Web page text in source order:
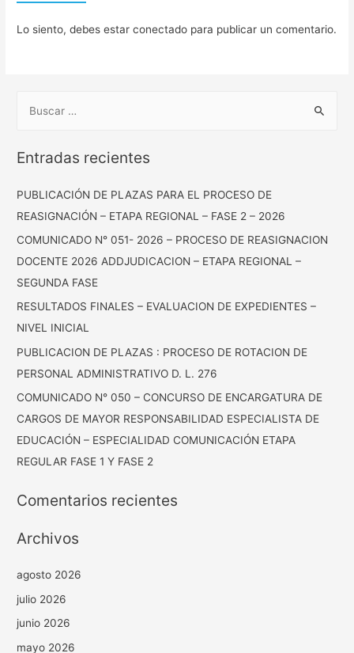
Lo siento, debes estarconectado para publicar un comentario.
Entradas recientes
PUBLICACIÓN DE PLAZAS PARA EL PROCESO DE
REASIGNACIÓN – ETAPA REGIONAL – FASE 2 – 2026
COMUNICADO N° 051- 2026 – PROCESO DE REASIGNACION
DOCENTE 2026 ADDJUDICACION – ETAPA REGIONAL –
SEGUNDA FASE
RESULTADOS FINALES – EVALUACION DE EXPEDIENTES –
NIVEL INICIAL
PUBLICACION DE PLAZAS : PROCESO DE ROTACION DE
PERSONAL ADMINISTRATIVO D. L. 276
COMUNICADO N° 050 – CONCURSO DE ENCARGATURA DE
CARGOS DE MAYOR RESPONSABILIDAD ESPECIALISTA DE
EDUCACIÓN – ESPECIALIDAD COMUNICACIÓN ETAPA
REGULAR FASE 1 Y FASE 2
Comentarios recientes
Archivos
agosto 2026
julio 2026
junio 2026
mayo 2026